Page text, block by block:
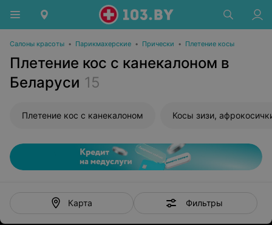
Салоны красоты • Парикмахерские • Прически • Плетение косы
Плетение кос с канекалоном в
Беларуси 15
Плетение кос с канекалоном Косы зизи,
Карта Фильтры